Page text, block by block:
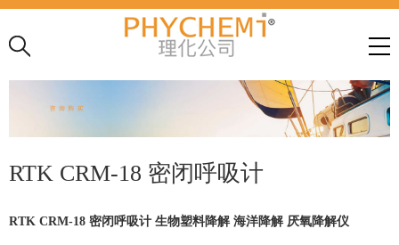
RTK CRM-18 密闭呼吸计
RTK CRM-18 密闭呼吸计 生物塑料降解 海洋降解 厌氧降解仪